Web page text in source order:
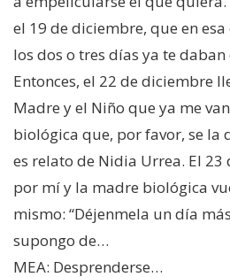
el 19 de diciembre, que en
los dos o tres días ya te
Entonces, el 22 de diciembre
Madre y el Niño que ya me
biológica que, por favor, se la
es relato de Nidia Urrea. El 23
por mí y la madre biológica
mismo: “Déjenmela un día
supongo de…
MEA: Desprenderse…